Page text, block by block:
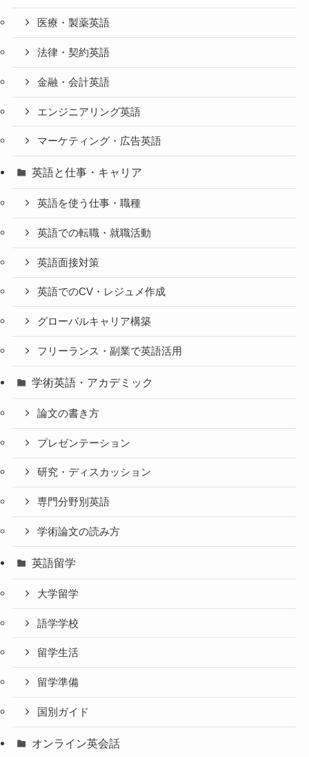
医療・製薬英語
法律・契約英語
金融・会計英語
エンジニアリング英語
マーケティング・広告英語
英語と仕事・キャリア
英語を使う仕事・職種
英語での転職・就職活動
英語面接対策
英語でのCV・レジュメ作成
グローバルキャリア構築
フリーランス・副業で英語活用
学術英語・アカデミック
論文の書き方
プレゼンテーション
研究・ディスカッション
専門分野別英語
学術論文の読み方
英語留学
大学留学
語学学校
留学生活
留学準備
国別ガイド
オンライン英会話